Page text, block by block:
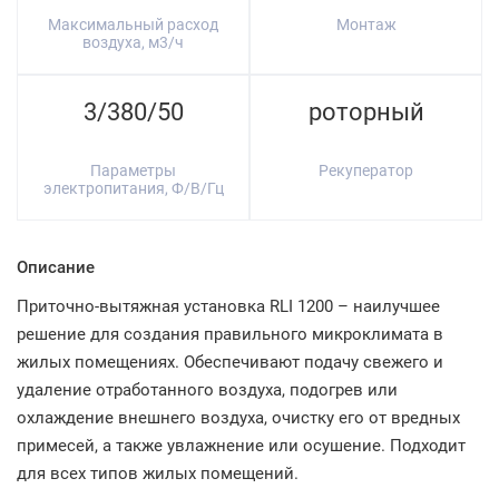
Максимальный расход
воздуха, м3/ч
Монтаж
3/380/50
Параметры
электропитания, Ф/В/Гц
роторный
Рекуператор
Описание
Приточно-вытяжная установка RLI 1200 – наилучшее
решение для создания правильного микроклимата в
жилых помещениях. Обеспечивают подачу свежего и
удаление отработанного воздуха, подогрев или
охлаждение внешнего воздуха, очистку его от вредных
примесей, а также увлажнение или осушение. Подходит
для всех типов жилых помещений.